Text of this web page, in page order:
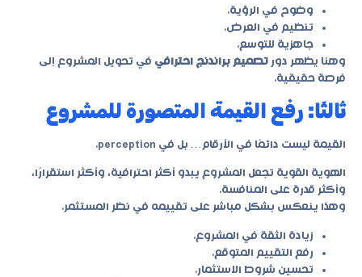
وضوح في الرؤية.
تنظيم في العرض.
جاهزية للتوسع.
وهنا يظهر دور تصميم براندنج احترافي في تحويل المشروع إلى
فرصة حقيقية.
ثالثًا: رفع القيمة المتصورة للمشروع
القيمة ليست دائمًا في الأرقام… بل في perception.
الهوية القوية تجعل المشروع يبدو أكثر احترافية، وأكثر استقرارًا،
وأكثر قدرة على المنافسة.
وهذا ينعكس بشكل مباشر على تقييمه في نظر المستثمر.
زيادة الثقة في المشروع.
رفع التقييم المتوقع.
تحسين شروط الاستثمار.